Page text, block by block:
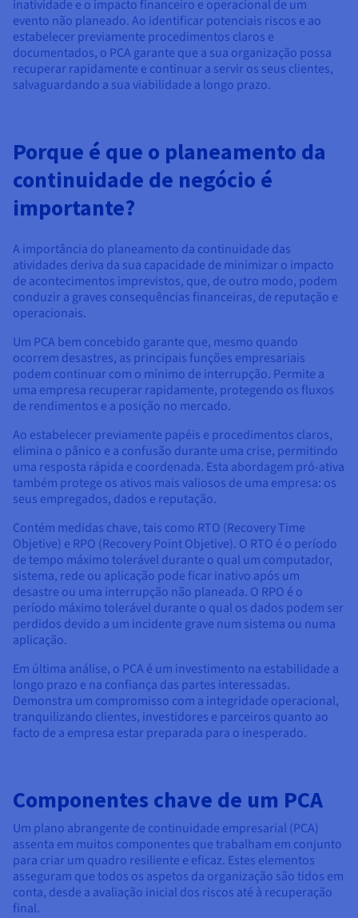
Preços
Disponibilidade por regiões
Documentação
Roadmap & Changelog
Observabilidade
Roadmap & Changelog
Roadmap & Changelog
Roadmap & Changelog
Roadmap & Changelog
inatividade e o impacto financeiro e operacional de um
evento não planeado. Ao identificar potenciais riscos e ao
estabelecer previamente procedimentos claros e
documentados, o PCA garante que a sua organização possa
recuperar rapidamente e continuar a servir os seus clientes,
salvaguardando a sua viabilidade a longo prazo.
Porque é que o planeamento da
continuidade de negócio é
importante?
A importância do planeamento da continuidade das
atividades deriva da sua capacidade de minimizar o impacto
de acontecimentos imprevistos, que, de outro modo, podem
conduzir a graves consequências financeiras, de reputação e
operacionais.
Um PCA bem concebido garante que, mesmo quando
ocorrem desastres, as principais funções empresariais
podem continuar com o mínimo de interrupção. Permite a
uma empresa recuperar rapidamente, protegendo os fluxos
de rendimentos e a posição no mercado.
Ao estabelecer previamente papéis e procedimentos claros,
elimina o pânico e a confusão durante uma crise, permitindo
uma resposta rápida e coordenada. Esta abordagem pró-ativa
também protege os ativos mais valiosos de uma empresa: os
seus empregados, dados e reputação.
Contém medidas chave, tais como RTO (Recovery Time
Objetive) e RPO (Recovery Point Objetive). O RTO é o período
de tempo máximo tolerável durante o qual um computador,
sistema, rede ou aplicação pode ficar inativo após um
desastre ou uma interrupção não planeada. O RPO é o
período máximo tolerável durante o qual os dados podem ser
perdidos devido a um incidente grave num sistema ou numa
aplicação.
Em última análise, o PCA é um investimento na estabilidade a
longo prazo e na confiança das partes interessadas.
Demonstra um compromisso com a integridade operacional,
tranquilizando clientes, investidores e parceiros quanto ao
facto de a empresa estar preparada para o inesperado.
Componentes chave de um PCA
Um plano abrangente de continuidade empresarial (PCA)
assenta em muitos componentes que trabalham em conjunto
para criar um quadro resiliente e eficaz. Estes elementos
asseguram que todos os aspetos da organização são tidos em
conta, desde a avaliação inicial dos riscos até à recuperação
final.